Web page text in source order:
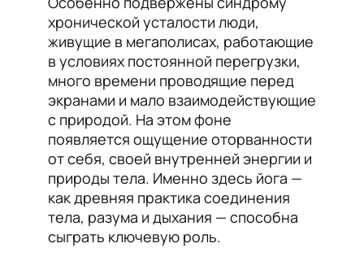
хронической усталости люди,
живущие в мегаполисах, работающие
в условиях постоянной перегрузки,
много времени проводящие перед
экранами и мало взаимодействующие
с природой. На этом фоне
появляется ощущение оторванности
от себя, своей внутренней энергии и
природы тела. Именно здесь йога —
как древняя практика соединения
тела, разума и дыхания — способна
сыграть ключевую роль.